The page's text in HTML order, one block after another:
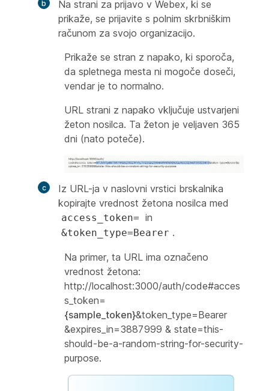
Na strani za prijavo v Webex, ki se
prikaže, se prijavite s polnim skrbniškim
računom za svojo organizacijo.
Prikaže se stran z napako, ki sporoča,
da spletnega mesta ni mogoče doseči,
vendar je to normalno.
URL strani z napako vključuje ustvarjeni
žeton nosilca. Ta žeton je veljaven 365
dni (nato poteče).
Iz URL-ja v naslovni vrstici brskalnika
kopirajte vrednost žetona nosilca med
access_token= in
&token_type=Bearer .
Na primer, ta URL ima označeno
vrednost žetona:
http://localhost:3000/auth/code#acces
s_token=
{sample_token}&token_type=Bearer
&expires_in=3887999 & state=this-
should-be-a-random-string-for-security-
purpose.